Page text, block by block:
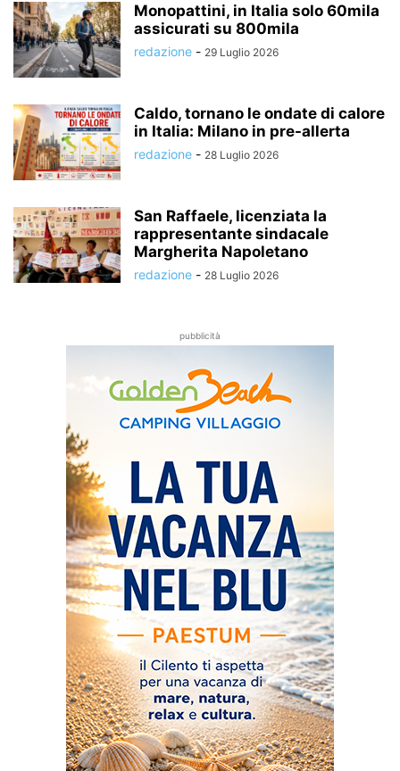
Monopattini, in Italia solo 60mila
assicurati su 800mila
redazione - 29 Luglio 2026
Caldo, tornano le ondate di calore
in Italia: Milano in pre-allerta
redazione - 28 Luglio 2026
San Raffaele, licenziata la
rappresentante sindacale
Margherita Napoletano
redazione - 28 Luglio 2026
pubblicità